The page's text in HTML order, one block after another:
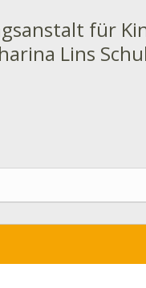
für
Lins